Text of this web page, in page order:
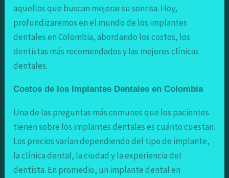
aquellos que buscan mejorar su sonrisa. Hoy,
profundizaremos en el mundo de los implantes
dentales en Colombia, abordando los costos, los
dentistas más recomendados y las mejores clínicas
dentales.
Costos de los Implantes Dentales en Colombia
Una de las preguntas más comunes que los pacientes
tienen sobre los implantes dentales es cuánto cuestan.
Los precios varían dependiendo del tipo de implante,
la clínica dental, la ciudad y la experiencia del
dentista. En promedio, un implante dental en